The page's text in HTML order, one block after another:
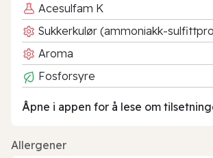
Acesulfam K
Sukkerkulør (ammoniakk-
Aroma
Fosforsyre
Åpne i appen for å lese om
Allergener